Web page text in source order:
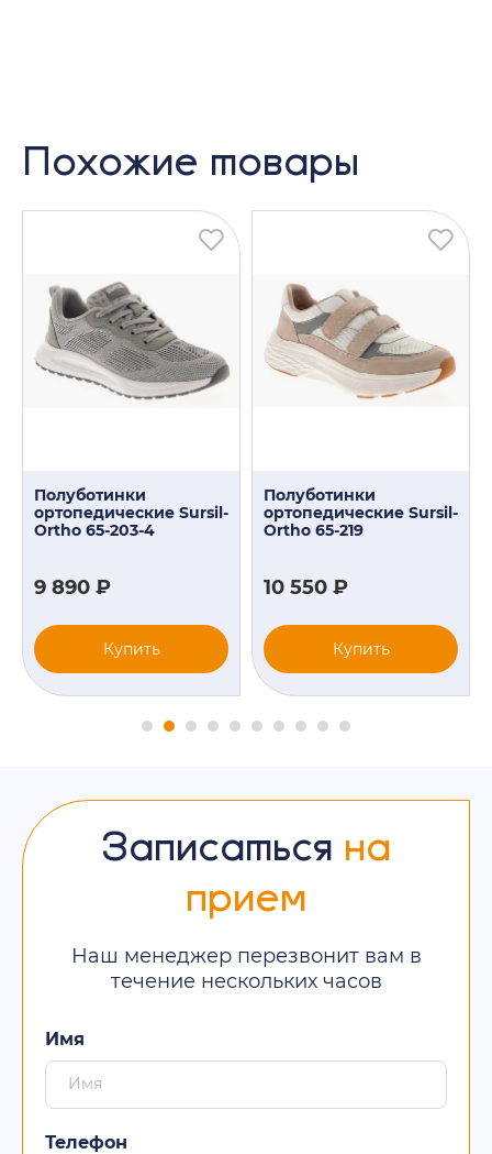
Похожие товары
Полуботинки
ортопедические Sursil-
Ortho 65-203-4
9 890 ₽
Купить
Полуботинки
ортопедические Sursil-
Ortho 65-219
10 550 ₽
Купить
Записаться на
прием
Наш менеджер перезвонит вам в
течение нескольких часов
Имя
Телефон